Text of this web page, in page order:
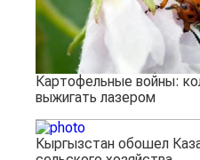
Картофельные войны:
выжигать лазером
Кыргызстан обошел